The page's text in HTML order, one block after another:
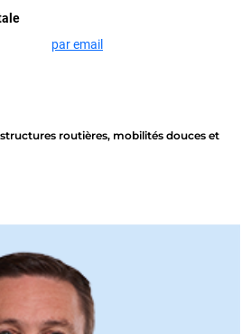
par email
routières, mobilités douces et